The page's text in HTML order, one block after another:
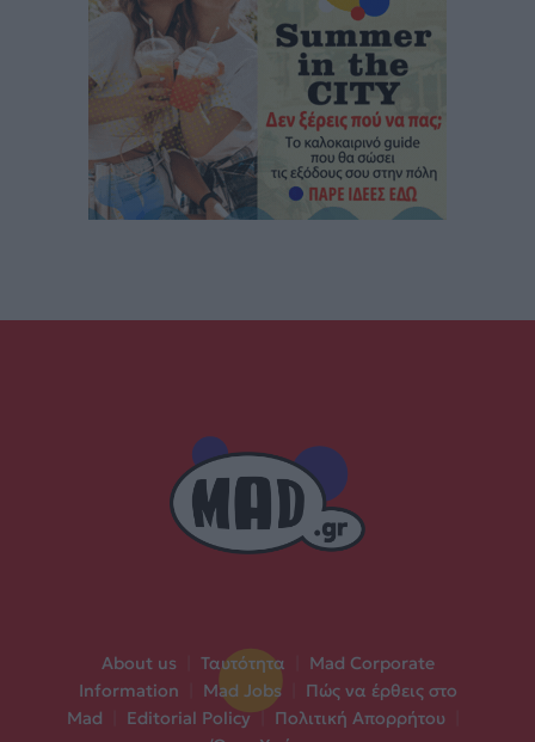
About us Ταυτότητα
Mad Corporate
Information
Mad Jobs
Πώς να έρθεις στο
Mad
Editorial Policy | Πολιτική Απορρήτου